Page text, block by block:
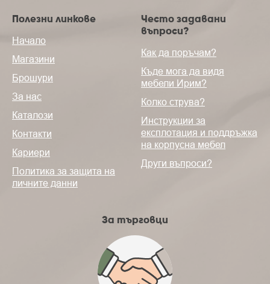
Полезни линкове
Начало
Магазини
Брошури
За нас
Каталози
Контакти
Кариери
Политика за защита на
личните данни
Често задавани
въпроси?
Как да поръчам?
Къде мога да видя
мебели Ирим?
Колко струва?
Инструкции за
експлотация и поддръжка
на корпусна мебел
Други въпроси?
За търговци